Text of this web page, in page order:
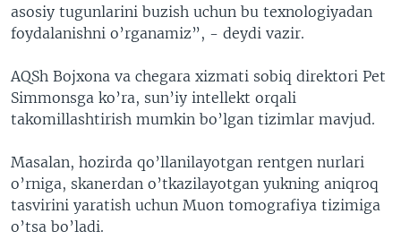
asosiy tugunlarini buzish uchun bu texnologiyadan
foydalanishni o’rganamiz”, - deydi vazir.
AQSh Bojxona va chegara xizmati sobiq direktori Pet
Simmonsga ko’ra, sun’iy intellekt orqali
takomillashtirish mumkin bo’lgan tizimlar mavjud.
Masalan, hozirda qo’llanilayotgan rentgen nurlari
o’rniga, skanerdan o’tkazilayotgan yukning aniqroq
tasvirini yaratish uchun Muon tomografiya tizimiga
o’tsa bo’ladi.